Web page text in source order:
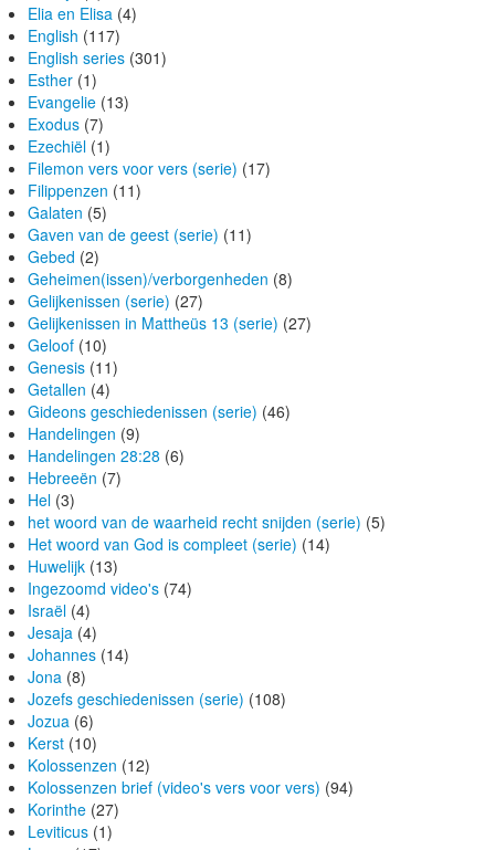
Elia en Elisa (4)
English (117)
English series (301)
Esther (1)
Evangelie (13)
Exodus (7)
Ezechiël (1)
Filemon vers voor vers (serie) (17)
Filippenzen (11)
Galaten (5)
Gaven van de geest (serie) (11)
Gebed (2)
Geheimen(issen)/verborgenheden (8)
Gelijkenissen (serie) (27)
Gelijkenissen in Mattheüs 13 (serie) (27)
Geloof (10)
Genesis (11)
Getallen (4)
Gideons geschiedenissen (serie) (46)
Handelingen (9)
Handelingen 28:28 (6)
Hebreeën (7)
Hel (3)
het woord van de waarheid recht snijden (serie) (5)
Het woord van God is compleet (serie) (14)
Huwelijk (13)
Ingezoomd video's (74)
Israël (4)
Jesaja (4)
Johannes (14)
Jona (8)
Jozefs geschiedenissen (serie) (108)
Jozua (6)
Kerst (10)
Kolossenzen (12)
Kolossenzen brief (video's vers voor vers) (94)
Korinthe (27)
Leviticus (1)